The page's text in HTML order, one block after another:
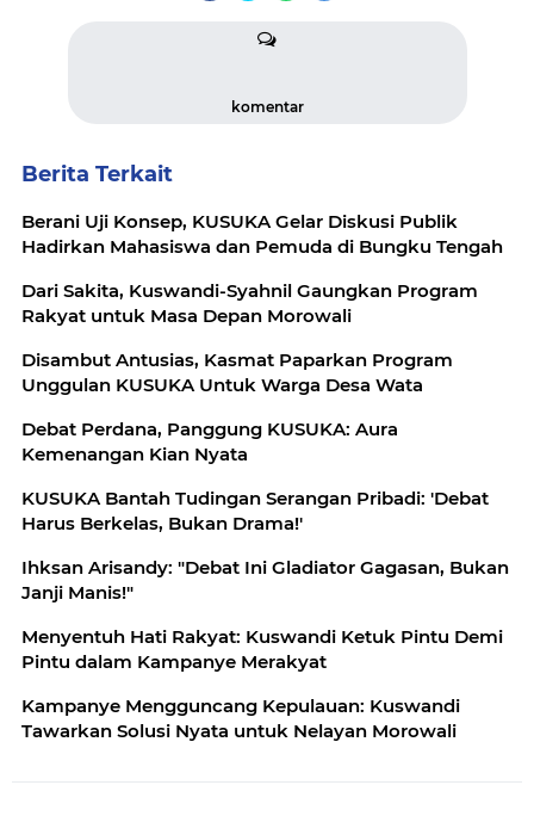
komentar
Berita Terkait
Berani Uji Konsep, KUSUKA Gelar Diskusi Publik
Hadirkan Mahasiswa dan Pemuda di Bungku Tengah
Dari Sakita, Kuswandi-Syahnil Gaungkan Program
Rakyat untuk Masa Depan Morowali
Disambut Antusias, Kasmat Paparkan Program
Unggulan KUSUKA Untuk Warga Desa Wata
Debat Perdana, Panggung KUSUKA: Aura
Kemenangan Kian Nyata
KUSUKA Bantah Tudingan Serangan Pribadi: 'Debat
Harus Berkelas, Bukan Drama!'
Ihksan Arisandy: "Debat Ini Gladiator Gagasan, Bukan
Janji Manis!"
Menyentuh Hati Rakyat: Kuswandi Ketuk Pintu Demi
Pintu dalam Kampanye Merakyat
Kampanye Mengguncang Kepulauan: Kuswandi
Tawarkan Solusi Nyata untuk Nelayan Morowali